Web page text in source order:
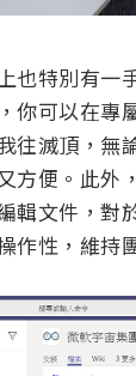
也特別有一
你可以在專
往滅頂，無
方便。此外
輯文件，對
作性，維持